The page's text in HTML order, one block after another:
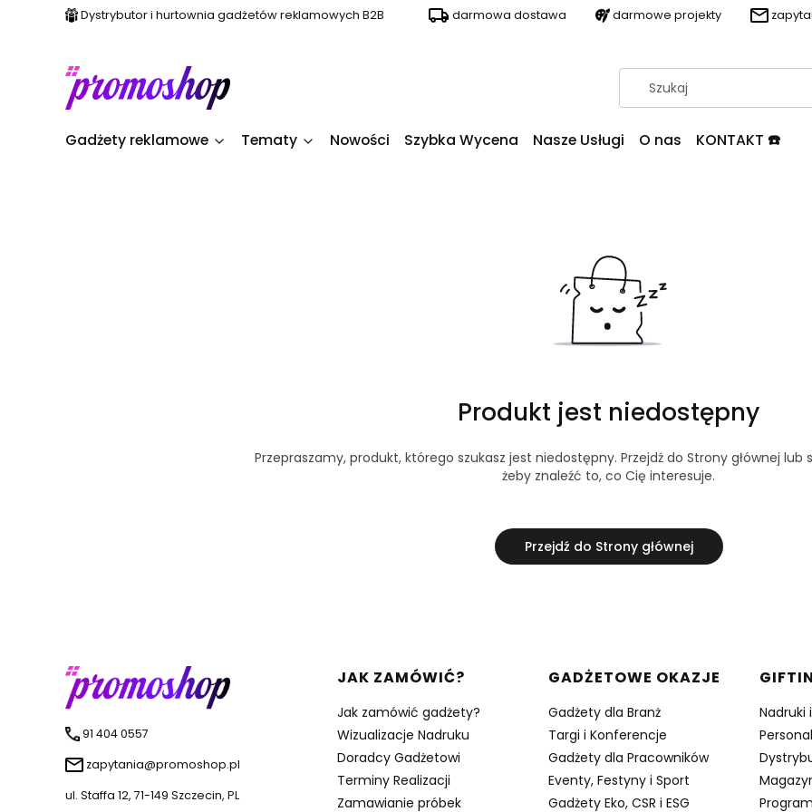
Dystrybutor i hurtownia gadżetów reklamowych B2B darmowa dostawa darmowe projekty
Gadżety reklamowe Tematy Nowości Szybka Wycena Nasze Usługi O nas KONTAKT ☎️
Produkt jest niedostępny
Przepraszamy, produkt, którego szukasz jest niedostępny. Przejdź do Strony głównej lub
żeby znaleźć to, co Cię interesuje.
Przejdź do Strony głównej
91 404 0557
zapytania@promoshop.pl
ul. Staffa 12, 71-149 Szczecin, PL
Linki w stopce
JAK ZAMÓWIĆ?
Jak zamówić gadżety?
Wizualizacje Nadruku
Doradcy Gadżetowi
Terminy Realizacji
Zamawianie próbek
GADŻETOWE OKAZJE
Gadżety dla Branż
Targi i Konferencje
Gadżety dla Pracowników
Eventy, Festyny i Sport
Gadżety Eko, CSR i ESG
Nadruki